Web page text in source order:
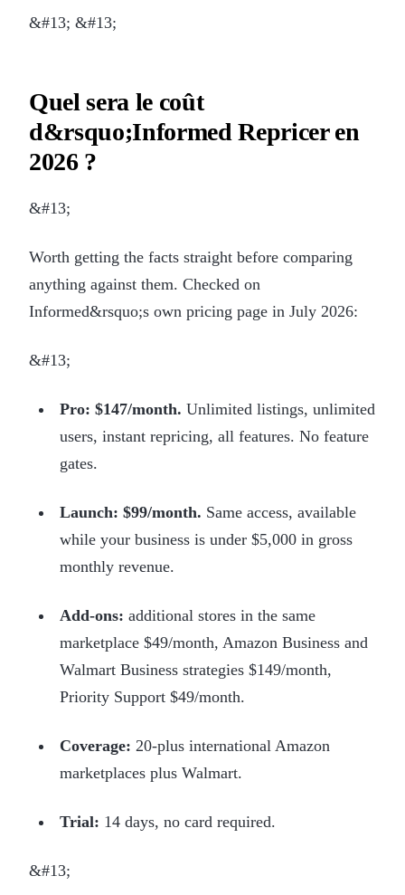
&#13; &#13;
Quel sera le coût
d&rsquo;Informed Repricer en
2026 ?
&#13;
Worth getting the facts straight before comparing
anything against them. Checked on
Informed&rsquo;s own pricing page in July 2026:
&#13;
Pro: $147/month. Unlimited listings, unlimited
users, instant repricing, all features. No feature
gates.
Launch: $99/month. Same access, available
while your business is under $5,000 in gross
monthly revenue.
Add-ons: additional stores in the same
marketplace $49/month, Amazon Business and
Walmart Business strategies $149/month,
Priority Support $49/month.
Coverage: 20-plus international Amazon
marketplaces plus Walmart.
Trial: 14 days, no card required.
&#13;